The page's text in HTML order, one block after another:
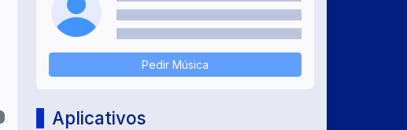
Pedir Música
Aplicativos